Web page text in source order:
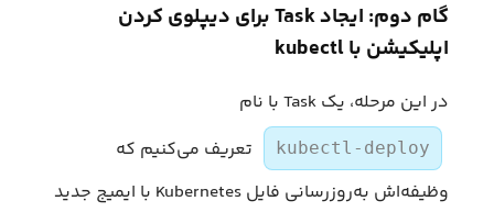
گام دوم: ایجاد Task برای دیپلوی کردن
اپلیکیشن با kubectl
در این مرحله، یک Task با نام
kubectl-deploy
تعریف می‌کنیم که
وظیفه‌اش به‌روزرسانی فایل Kubernetes با ایمیج جدید